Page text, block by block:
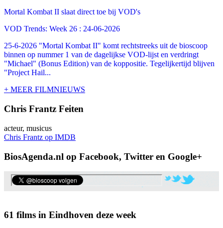
Mortal Kombat II slaat direct toe bij VOD's
VOD Trends: Week 26 : 24-06-2026
25-6-2026 "Mortal Kombat II" komt rechtstreeks uit de bioscoop
binnen op nummer 1 van de dagelijkse VOD-lijst en verdringt
"Michael" (Bonus Edition) van de koppositie. Tegelijkertijd blijven
"Project Hail...
+ MEER FILMNIEUWS
Chris Frantz Feiten
acteur, musicus
Chris Frantz op IMDB
BiosAgenda.nl op Facebook, Twitter en Google+
61 films in Eindhoven deze week